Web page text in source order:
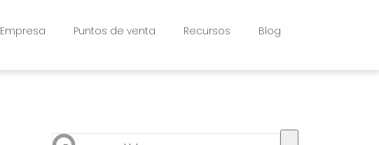
Empresa Puntos de venta Recursos Blog
Esto es un campo de búsqueda con una función de texto